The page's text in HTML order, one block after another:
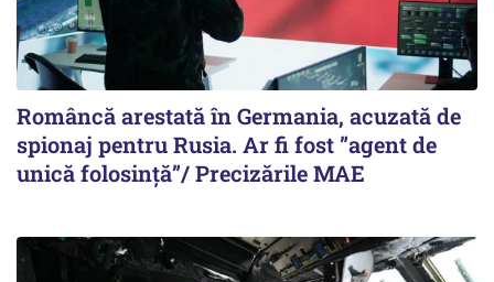
Româncă arestată în Germania, acuzată de
spionaj pentru Rusia. Ar fi fost ”agent de
unică folosință”/ Precizările MAE